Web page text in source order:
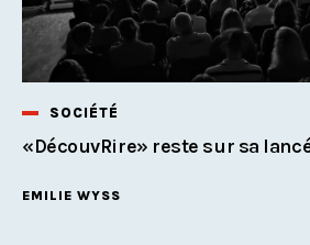
SOCIÉTÉ
«DécouvRire» reste sur sa
EMILIE WYSS